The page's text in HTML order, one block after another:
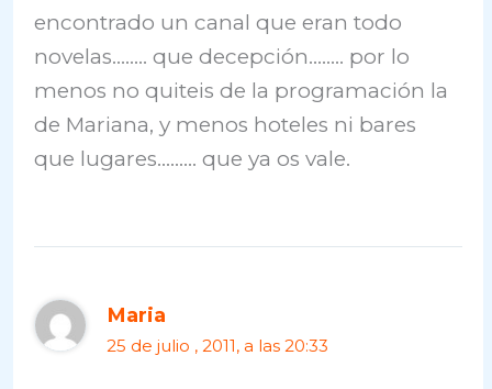
encontrado un canal que eran todo
novelas…….. que decepción…….. por lo
menos no quiteis de la programación la
de Mariana, y menos hoteles ni bares
que lugares……… que ya os vale.
Maria
25 de julio , 2011, a las 20:33